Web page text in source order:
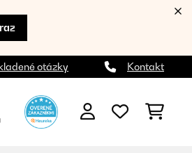
otázky Kontakt